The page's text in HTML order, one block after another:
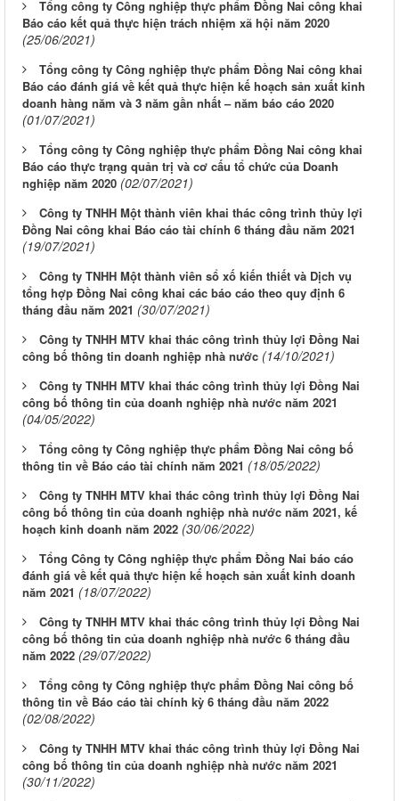
Tổng công ty Công nghiệp thực phẩm Đồng Nai công khai
Báo cáo kết quả thực hiện trách nhiệm xã hội năm 2020
(25/06/2021)
Tổng công ty Công nghiệp thực phẩm Đồng Nai công khai
Báo cáo đánh giá về kết quả thực hiện kế hoạch sản xuất kinh
doanh hàng năm và 3 năm gần nhất – năm báo cáo 2020
(01/07/2021)
Tổng công ty Công nghiệp thực phẩm Đồng Nai công khai
Báo cáo thực trạng quản trị và cơ cấu tổ chức của Doanh
nghiệp năm 2020 (02/07/2021)
Công ty TNHH Một thành viên khai thác công trình thủy lợi
Đồng Nai công khai Báo cáo tài chính 6 tháng đầu năm 2021
(19/07/2021)
Công ty TNHH Một thành viên sổ xố kiến thiết và Dịch vụ
tổng hợp Đồng Nai công khai các báo cáo theo quy định 6
tháng đầu năm 2021 (30/07/2021)
Công ty TNHH MTV khai thác công trình thủy lợi Đồng Nai
công bố thông tin doanh nghiệp nhà nước (14/10/2021)
Công ty TNHH MTV khai thác công trình thủy lợi Đồng Nai
công bố thông tin của doanh nghiệp nhà nước năm 2021
(04/05/2022)
Tổng công ty Công nghiệp thực phẩm Đồng Nai công bố
thông tin về Báo cáo tài chính năm 2021 (18/05/2022)
Công ty TNHH MTV khai thác công trình thủy lợi Đồng Nai
công bố thông tin của doanh nghiệp nhà nước năm 2021, kế
hoạch kinh doanh năm 2022 (30/06/2022)
Tổng Công ty Công nghiệp thực phẩm Đồng Nai báo cáo
đánh giá về kết quả thực hiện kế hoạch sản xuất kinh doanh
năm 2021 (18/07/2022)
Công ty TNHH MTV khai thác công trình thủy lợi Đồng Nai
công bố thông tin của doanh nghiệp nhà nước 6 tháng đầu
năm 2022 (29/07/2022)
Tổng công ty Công nghiệp thực phẩm Đồng Nai công bố
thông tin về Báo cáo tài chính kỳ 6 tháng đầu năm 2022
(02/08/2022)
Công ty TNHH MTV khai thác công trình thủy lợi Đồng Nai
công bố thông tin của doanh nghiệp nhà nước năm 2021
(30/11/2022)